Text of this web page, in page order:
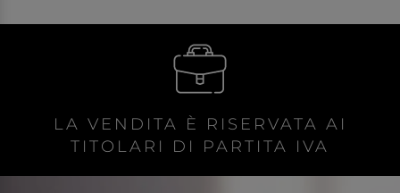
LA VENDITA È RISERVATA AI
TITOLARI DI PARTITA IVA